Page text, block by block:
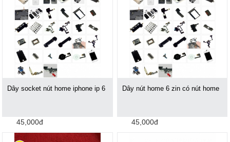
Dây socket nút home iphone ip 6
45,000đ
Dây nút home 6 zin có nút home
45,000đ